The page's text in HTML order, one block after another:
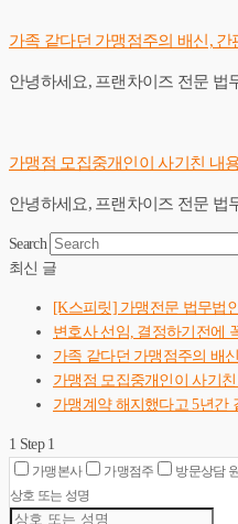
가족 같다던 가맹점주의 배신,
안녕하세요, 프랜차이즈 전문
가맹점 모집중개인이 사기친 내
안녕하세요, 프랜차이즈 전문
Search
최신 글
[K스피릿] 가맹전문 법무법
변호사 선임, 결정하기전에
가족 같다던 가맹점주의 배
가맹점 모집중개인이 사기
가맹계약 해지했다고 5년간
1 Step 1
가맹본사 가맹점주
방문상담
상호 또는 성명